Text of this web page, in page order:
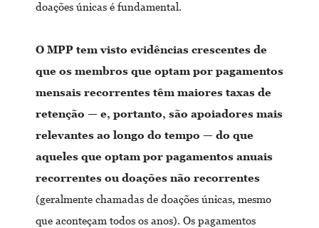
doações únicas é fundamental.
O MPP tem visto evidências crescentes de
que os membros que optam por pagamentos
mensais recorrentes têm maiores taxas de
retenção — e, portanto, são apoiadores mais
relevantes ao longo do tempo — do que
aqueles que optam por pagamentos anuais
recorrentes ou doações não recorrentes
(geralmente chamadas de doações únicas, mesmo
que aconteçam todos os anos). Os pagamentos